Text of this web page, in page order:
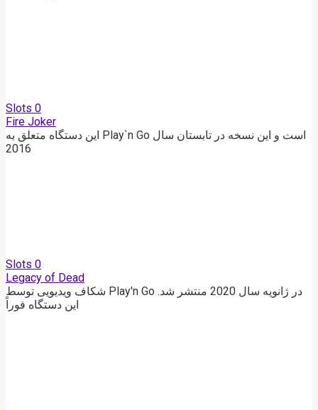
Slots 0
Fire Joker
این دستگاه متعلق به Play`n Go است و این نسخه در تابستان سال
2016
Slots 0
Legacy of Dead
شکاف ویدیویی توسط Play'n Go در ژانویه سال 2020 منتشر شد.
این دستگاه فوراً